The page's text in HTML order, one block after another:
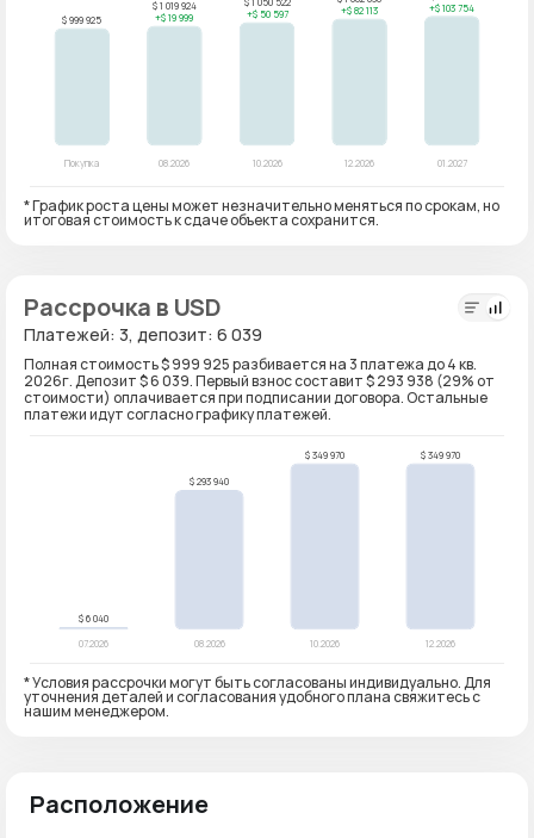
* График роста цены может незначительно меняться по срокам, но
итоговая стоимость к сдаче объекта сохранится.
Рассрочка в USD
Платежей: 3, депозит: 6 039
Полная стоимость $ 999 925 разбивается на 3 платежа до 4 кв.
2026г. Депозит $ 6 039. Первый взнос составит $ 293 938 (29% от
стоимости) оплачивается при подписании договора. Остальные
платежи идут согласно графику платежей.
* Условия рассрочки могут быть согласованы индивидуально. Для
уточнения деталей и согласования удобного плана свяжитесь с
нашим менеджером.
Расположение